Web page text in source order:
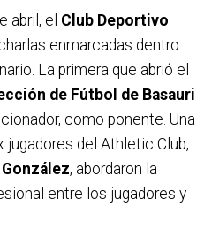
abril, el Club Deportivo
enmarcadas dentro
La primera que abrió el
de Fútbol de Basauri
como ponente. Una
jugadores del Athletic Club,
, abordaron la
entre los jugadores y